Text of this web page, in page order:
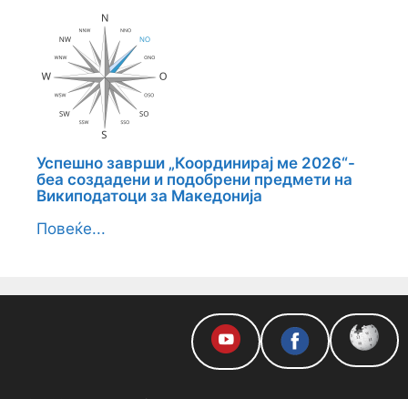
Успешно заврши „Координирај ме 2026“-
беа создадени и подобрени предмети на
Википодатоци за Македонија
Повеќе...